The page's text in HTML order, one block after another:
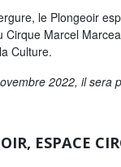
le Plongeoir
Cirque Marcel
Culture.
2022, il sera
ESPACE